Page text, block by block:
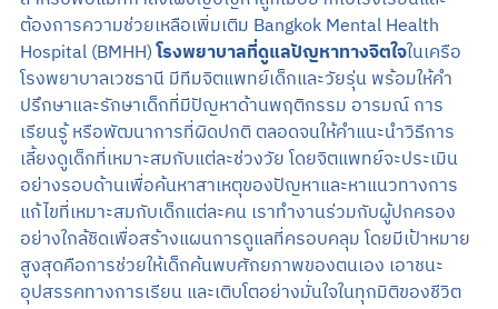
ต้องการความช่วยเหลือเพิ่มเติม Bangkok Mental Health
Hospital (BMHH)โรงพยาบาลที่ดูแลปัญหาทางจิตใจในเครือ
โรงพยาบาลเวชธานี มีทีมจิตแพทย์เด็กและวัยรุ่น พร้อมให้คำ
ปรึกษาและรักษาเด็กที่มีปัญหาด้านพฤติกรรม อารมณ์ การ
เรียนรู้ หรือพัฒนาการที่ผิดปกติ ตลอดจนให้คำแนะนำวิธีการ
เลี้ยงดูเด็กที่เหมาะสมกับแต่ละช่วงวัย โดยจิตแพทย์จะประเมิน
อย่างรอบด้านเพื่อค้นหาสาเหตุของปัญหาและหาแนวทางการ
แก้ไขที่เหมาะสมกับเด็กแต่ละคน เราทำงานร่วมกับผู้ปกครอง
อย่างใกล้ชิดเพื่อสร้างแผนการดูแลที่ครอบคลุม โดยมีเป้าหมาย
สูงสุดคือการช่วยให้เด็กค้นพบศักยภาพของตนเอง เอาชนะ
อุปสรรคทางการเรียน และเติบโตอย่างมั่นใจในทุกมิติของชีวิต